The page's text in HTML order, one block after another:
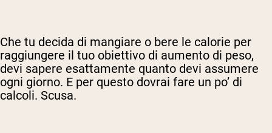
Che tu decida di mangiare o bere le calorie per
raggiungere il tuo obiettivo di aumento di peso,
devi sapere esattamente quanto devi assumere
ogni giorno. E per questo dovrai fare un po’ di
calcoli. Scusa.